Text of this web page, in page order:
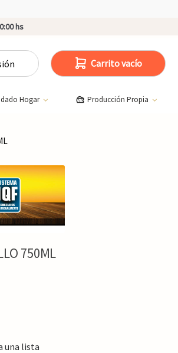
hs
Carrito vacío
Hogar Producción Propia
750ML
una lista